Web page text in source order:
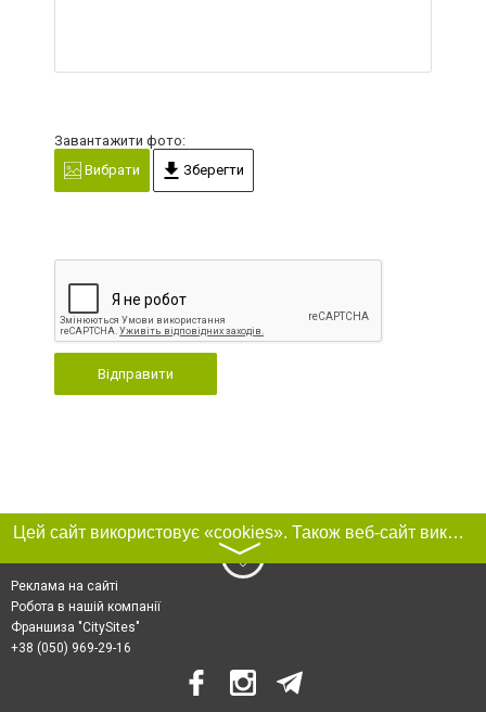
Завантажити фото:
Вибрати
Зберегти
Відправити
Цей сайт використовує «cookies». Також веб-сайт використовує інтернет-сервіс для збору технічних даних стосовно відвідувачів з метою отримання маркетингової та статистичної інформації. Умови обробки даних відвідувачів сайту див.
〉
Реклама на сайті
Робота в нашій компанії
Франшиза "CitySites"
+38 (050) 969-29-16